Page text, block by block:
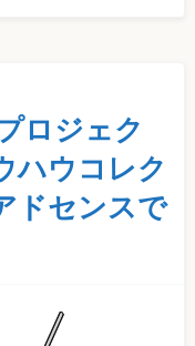
ロジェク
ハウコレク
ドセンスで